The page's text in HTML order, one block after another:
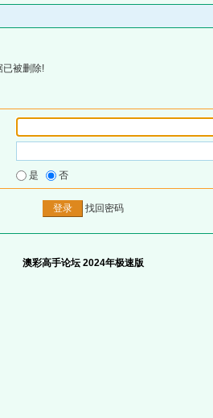
已被删除!
是 否
找回密码
澳彩高手论坛 2024年极速版